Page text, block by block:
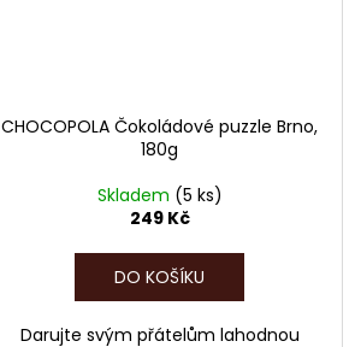
CHOCOPOLA Čokoládové puzzle Brno,
180g
Skladem (5 ks)
249 Kč
DO KOŠÍKU
Darujte svým přátelům lahodnou